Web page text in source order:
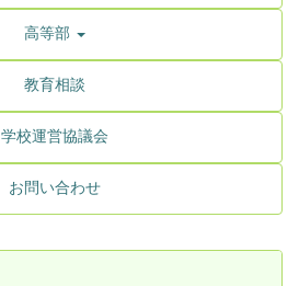
高等部
教育相談
学校運営協議会
お問い合わせ